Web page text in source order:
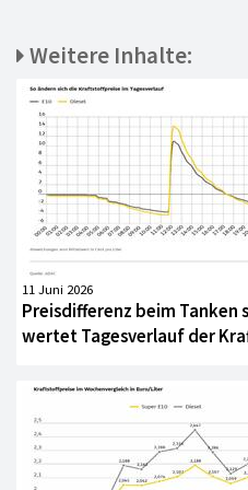
Weitere Inhalte:
11 Juni 2026
Preisdifferenz beim Tanken
wertet Tagesverlauf der